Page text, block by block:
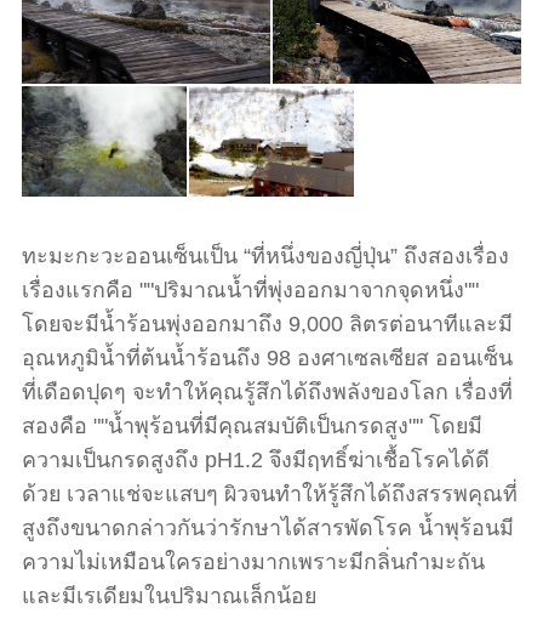
ทะมะกะวะออนเซ็นเป็น “ที่หนึ่งของญี่ปุ่น” ถึงสองเรื่อง
เรื่องแรกคือ ""ปริมาณน้ำที่พุ่งออกมาจากจุดหนึ่ง""
โดยจะมีน้ำร้อนพุ่งออกมาถึง 9,000 ลิตรต่อนาทีและมี
อุณหภูมิน้ำที่ต้นน้ำร้อนถึง 98 องศาเซลเซียส ออนเซ็น
ที่เดือดปุดๆ จะทำให้คุณรู้สึกได้ถึงพลังของโลก เรื่องที่
สองคือ ""น้ำพุร้อนที่มีคุณสมบัติเป็นกรดสูง"" โดยมี
ความเป็นกรดสูงถึง pH1.2 จึงมีฤทธิ์ฆ่าเชื้อโรคได้ดี
ด้วย เวลาแช่จะแสบๆ ผิวจนทำให้รู้สึกได้ถึงสรรพคุณที่
สูงถึงขนาดกล่าวกันว่ารักษาได้สารพัดโรค น้ำพุร้อนมี
ความไม่เหมือนใครอย่างมากเพราะมีกลิ่นกำมะถัน
และมีเรเดียมในปริมาณเล็กน้อย